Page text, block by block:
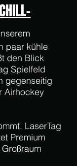
paar kühle
den Blick
Spielfeld
gegenseitig
Airhockey
LaserTag
Premium